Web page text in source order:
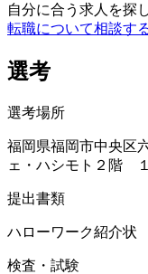
自分に合う求人を探
転職について相談す
選考
選考場所
福岡県福岡市中央
ェ・ハシモト２階
提出書類
ハローワーク紹介
検査・試験